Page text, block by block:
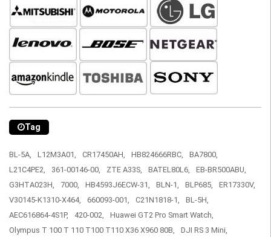
Tag
BL-5A, L12M3A01, CR17450AH, HB824666RBC,
BA7800,
L21C4PE2,
361-00146-00, ZTE A33S, BATEL80L6,
EB-BR500ABU,
G3HTA023H,
7000, HB4593J6ECW-31, BLN-1, BLP685,
ER17330V,
V30145-K1310-X464,
660093-001, C21N1818-1,
BL-5H,
AEC616864-4S1P,
420-002,
Huawei GT2 Pro Smart Watch,
Olympus T 100 T 110 T100 T110 X36 X960 80B,
DJI RS 3 Mini,